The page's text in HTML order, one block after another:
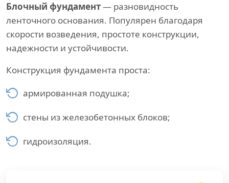
Блочный фундамент— разновидность
ленточного основания. Популярен благодаря
скорости возведения, простоте конструкции,
надежности и устойчивости.
Конструкция фундамента проста:
армированная подушка;
стены из железобетонных блоков;
гидроизоляция.